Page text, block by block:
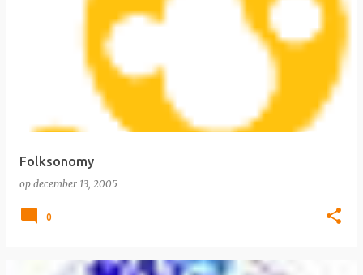
Folksonomy
op december 13, 2005
0